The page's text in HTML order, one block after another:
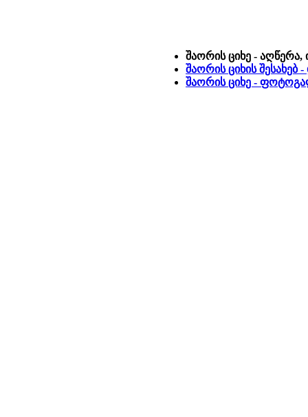
შაორის ციხე -
შაორის ციხის შესახებ
შაორის ციხე -